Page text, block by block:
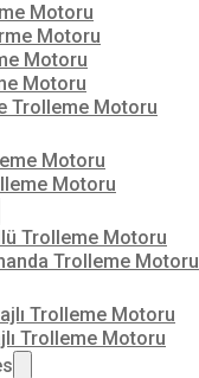
Motoru
Motoru
Motoru
Motoru
Trolleme Motoru
Motoru
Motoru
Trolleme Motoru
Trolleme Motoru
Trolleme Motoru
Trolleme Motoru